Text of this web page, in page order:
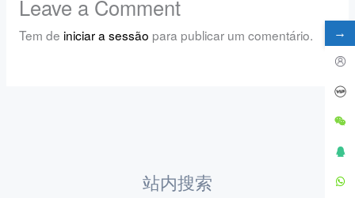
Leave a Comment
Tem de iniciar a sessão para publicar um comentário.
站内搜索
→